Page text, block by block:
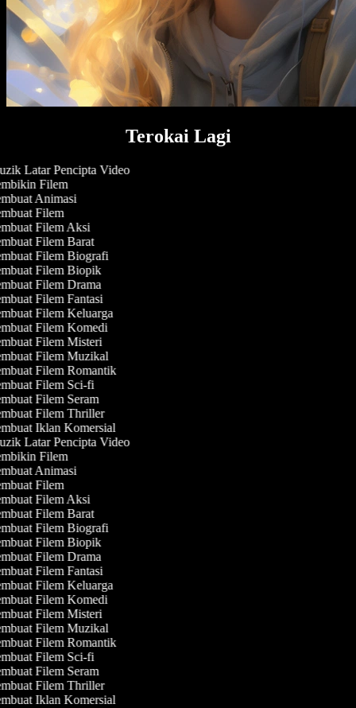
Terokai Lagi
Latar Pencipta Video
Filem
Animasi
Filem
Filem Aksi
Filem Barat
Filem Biografi
Filem Biopik
Filem Drama
Filem Fantasi
Filem Keluarga
Filem Komedi
Filem Misteri
Filem Muzikal
Filem Romantik
Filem Sci-fi
Filem Seram
Filem Thriller
Iklan Komersial
Latar Pencipta Video
Filem
Animasi
Filem
Filem Aksi
Filem Barat
Filem Biografi
Filem Biopik
Filem Drama
Filem Fantasi
Filem Keluarga
Filem Komedi
Filem Misteri
Filem Muzikal
Filem Romantik
Filem Sci-fi
Filem Seram
Filem Thriller
Iklan Komersial